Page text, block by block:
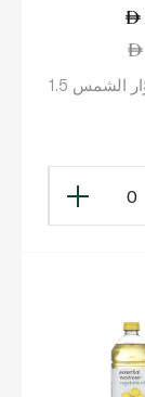
نور زيت دوّار الشمس 1.5
0